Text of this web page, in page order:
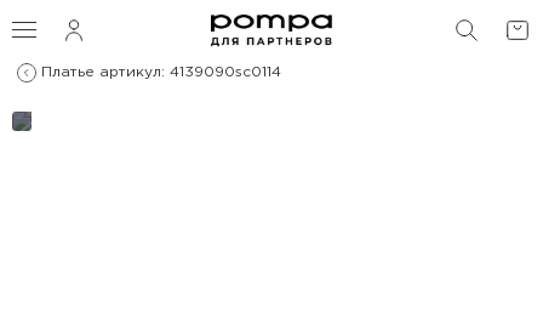
Платье артикул: 4139090sc0114